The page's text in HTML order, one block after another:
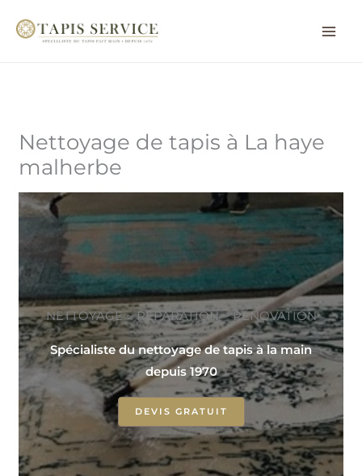
Nettoyage de tapis à La haye
malherbe
NETTOYAGE ~ RÉPARATION ~ RÉNOVATION
Spécialiste du nettoyage de tapis à la main
depuis 1970
DEVIS GRATUIT